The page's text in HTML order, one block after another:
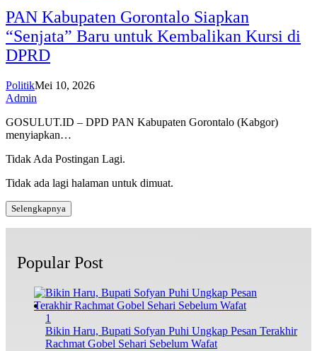
PAN Kabupaten Gorontalo Siapkan
“Senjata” Baru untuk Kembalikan Kursi di
DPRD
PolitikMei 10, 2026
Admin
GOSULUT.ID – DPD PAN Kabupaten Gorontalo (Kabgor)
menyiapkan…
Tidak Ada Postingan Lagi.
Tidak ada lagi halaman untuk dimuat.
Selengkapnya
Popular Post
1
Bikin Haru, Bupati Sofyan Puhi Ungkap Pesan Terakhir
Rachmat Gobel Sehari Sebelum Wafat